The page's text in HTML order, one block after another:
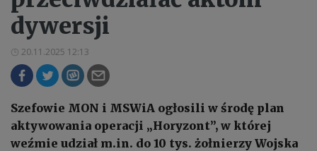
dywersji
20.11.2025 12:13
Szefowie MON i MSWiA ogłosili w środę plan
aktywowania operacji „Horyzont”, w której
weźmie udział m.in. do 10 tys. żołnierzy Wojska